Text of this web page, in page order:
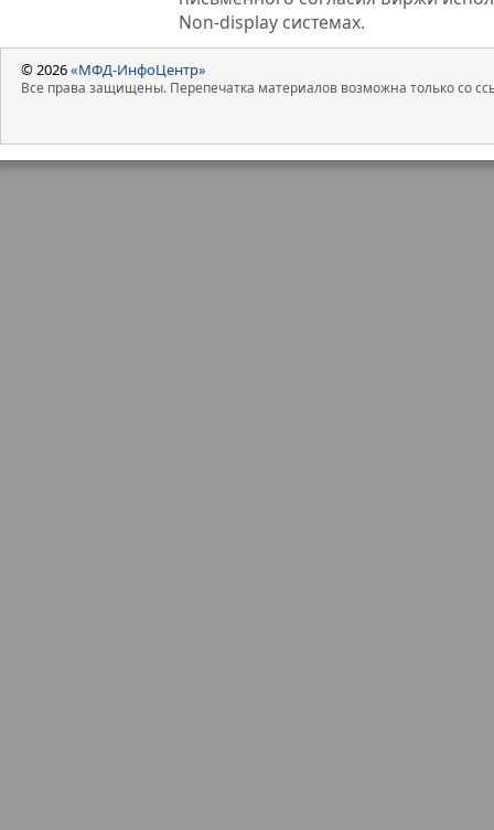
Non-display системах.
© 2026«МФД-ИнфоЦентр»
Все права защищены. Перепечатка материалов возможна только со